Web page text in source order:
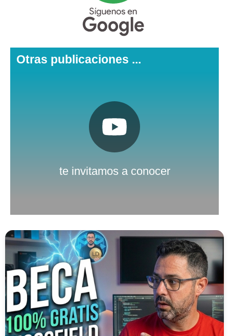
Otras publicaciones ...
te invitamos a conocer
Pulsa aquí